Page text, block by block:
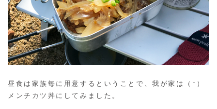
昼食は家族毎に用意するということで、我が家は（↑）
メンチカツ丼にしてみました。